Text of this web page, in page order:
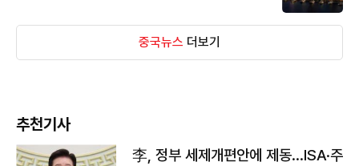
중국뉴스 더보기
추천기사
李, 정부 세제개편안에 제동…ISA·주